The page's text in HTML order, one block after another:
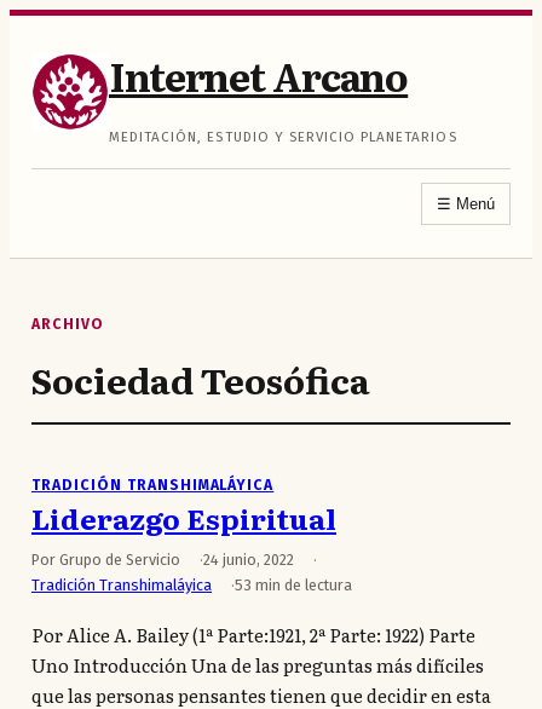
Saltar
contenido Internet Arcano
MEDITACIÓN, ESTUDIO Y SERVICIO PLANETARIOS
☰ Menú
ARCHIVO
Sociedad Teosófica
TRADICIÓN TRANSHIMALÁYICA
Liderazgo Espiritual
Por Grupo de Servicio
24 junio, 2022
Tradición Transhimaláyica
53 min de lectura
Por Alice A. Bailey (1ª Parte:1921, 2ª Parte: 1922) Parte
Uno Introducción Una de las preguntas más difíciles
que las personas pensantes tienen que decidir en esta